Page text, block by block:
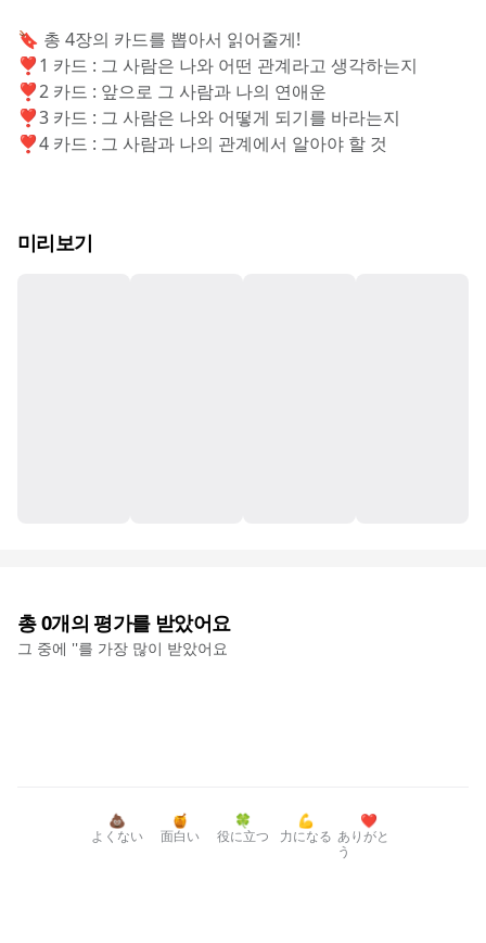
🔖 총 4장의 카드를 뽑아서 읽어줄게!
❣️1 카드 : 그 사람은 나와 어떤 관계라고 생각하는지
❣️2 카드 : 앞으로 그 사람과 나의 연애운
❣️3 카드 : 그 사람은 나와 어떻게 되기를 바라는지
❣️4 카드 : 그 사람과 나의 관계에서 알아야 할 것
미리보기
총0개의 평가를 받았어요
그 중에 ''를 가장 많이 받았어요
💩
よくない
🍯
面白い
🍀
役に立つ
💪
力になる
❤️
ありがと
う